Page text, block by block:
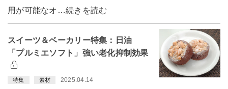
用が可能なオ…続きを読む
スイーツ＆ベーカリー特集：日油
「プルミエソフト」強い老化抑制効果
特集 素材 2025.04.14